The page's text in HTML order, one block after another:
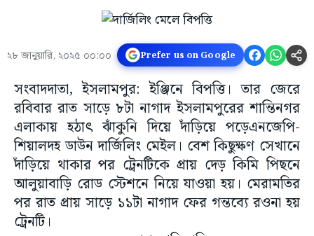
২৮ জানুয়ারি, ২০২৫ ০০:০০ Prefer us on Google
সংবাদদাতা, ইসলামপুর: ইঞ্জিনে বিপত্তি। তার জেরে
রবিবার রাত সাড়ে ৮টা নাগাদ ইসলামপুরের শান্তিনগর
এলাকায় হঠাৎ ঝাঁকুনি দিয়ে দাঁড়িয়ে পড়েএনজেপি-
শিয়ালদহ ডাউন দার্জিলিং মেইল। বেশ কিছুক্ষণ সেখানে
দাঁড়িয়ে থাকার পর ট্রেনটিকে প্রায় দেড় কিমি পিছনে
আলুয়াবাড়ি রোড স্টেশনে নিয়ে যাওয়া হয়। মেরামতির
পর রাত প্রায় সাড়ে ১১টা নাগাদ ফের গন্তব্যে রওনা হয়
ট্রেনটি।